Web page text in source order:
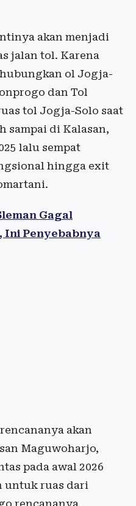
akan menjadi
jalan tol. Karena
ol Jogja-
dan Tol
tol Jogja-Solo saat
sampai di Kalasan,
lalu sempat
hingga exit
Gagal
Ini Penyebabnya
akan
Maguwoharjo,
pada awal 2026
untuk ruas dari